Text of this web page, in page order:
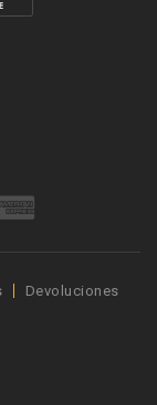
Devoluciones